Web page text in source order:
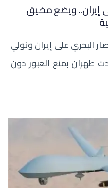
إيران.. ويضع مضيق
البحري على إيران وتولي
طهران بمنع العبور دون